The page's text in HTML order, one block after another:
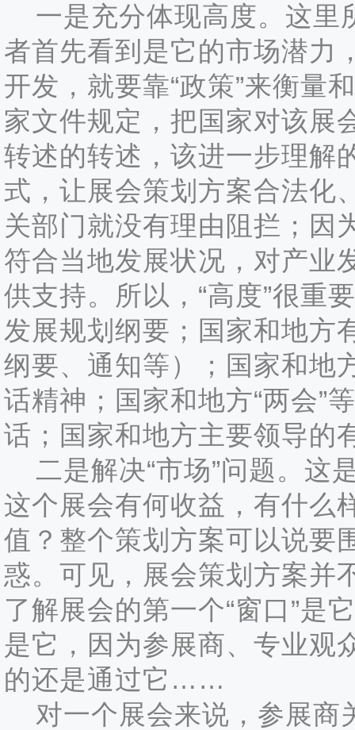
一是充分体现高度。这里
者首先看到是它的市场潜力
开发，就要靠“政策”来衡量
家文件规定，把国家对该展
转述的转述，该进一步理解
式，让展会策划方案合法化
关部门就没有理由阻拦；因
符合当地发展状况，对产业
供支持。所以，“高度”很重
发展规划纲要；国家和地方
纲要、通知等）；国家和地
话精神；国家和地方“两会”
话；国家和地方主要领导的
二是解决“市场”问题。这
这个展会有何收益，有什么
值？整个策划方案可以说要
惑。可见，展会策划方案并
了解展会的第一个“窗口”是
是它，因为参展商、专业观
的还是通过它……
对一个展会来说，参展商